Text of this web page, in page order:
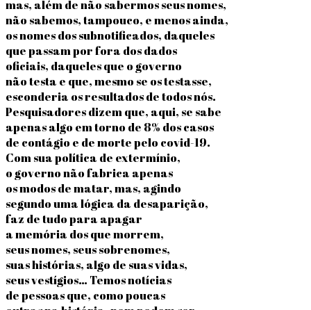
mas, além de não sabermos seus nomes,
não sabemos, tampouco, e menos ainda,
os nomes dos subnotificados, daqueles
que passam por fora dos dados
oficiais, daqueles que o governo
não testa e que, mesmo se os testasse,
esconderia os resultados de todos nós.
Pesquisadores dizem que, aqui, se sabe
apenas algo em torno de 8% dos casos
de contágio e de morte pelo covid-19.
Com sua política de extermínio,
o governo não fabrica apenas
os modos de matar, mas, agindo
segundo uma lógica da desaparição,
faz de tudo para apagar
a memória dos que morrem,
seus nomes, seus sobrenomes,
suas histórias, algo de suas vidas,
seus vestígios… Temos notícias
de pessoas que, como poucas